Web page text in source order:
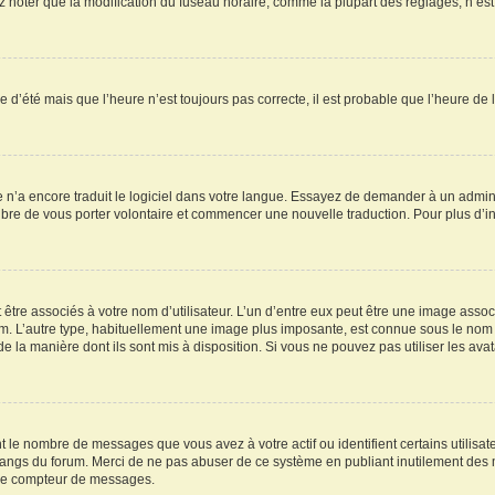
mais que l’heure n’est toujours pas correcte, il est probable que l’heure
encore traduit le logiciel dans votre langue. Essayez de demander à un
de vous porter volontaire et commencer une nouvelle traduction. Pour plus
associés à votre nom d’utilisateur. L’un d’entre eux peut être une image
L’autre type, habituellement une image plus imposante, est connue sous le
la manière dont ils sont mis à disposition. Si vous ne pouvez pas utiliser les
nombre de messages que vous avez à votre actif ou identifient certains
du forum. Merci de ne pas abuser de ce système en publiant inutilement
compteur de messages.